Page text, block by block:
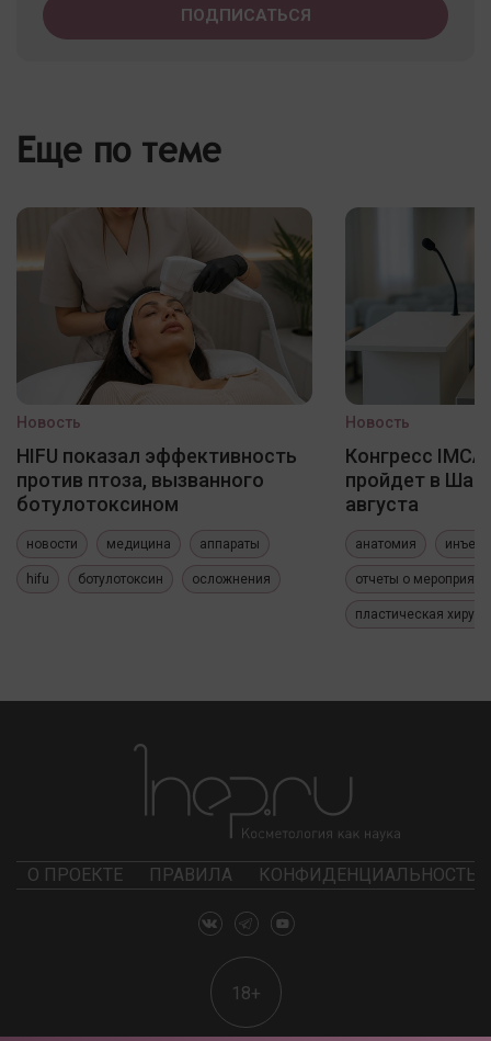
Еще по теме
Новость
HIFU показал эффективность
против птоза, вызванного
ботулотоксином
новости медицина аппараты
hifu ботулотоксин осложнения
Новость
Конгресс
пройдет в
августа
анатомия
отчеты о
пластическая
О ПРОЕКТЕ ПРАВИЛА КОНФИДЕНЦИАЛЬНОСТЬ
18+